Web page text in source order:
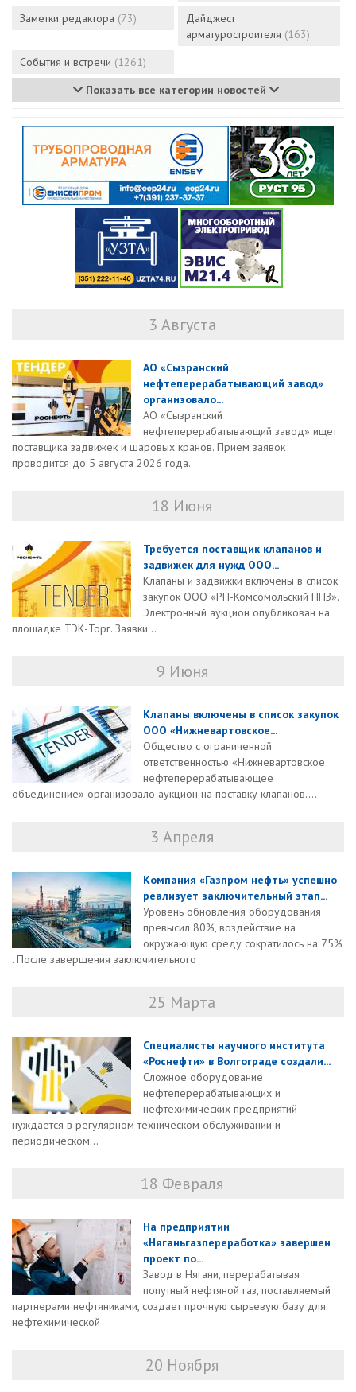
Заметки редактора (73)
Дайджест
арматуростроителя (163)
События и встречи (1261)
Показать все категории новостей
3 Августа
АО «Сызранский
нефтеперерабатывающий завод»
организовало...
АО «Сызранский
нефтеперерабатывающий завод» ищет
поставщика задвижек и шаровых кранов. Прием заявок
проводится до 5 августа 2026 года.
18 Июня
Требуется поставщик клапанов и
задвижек для нужд ООО...
Клапаны и задвижки включены в список
закупок ООО «РН-Комсомольский НПЗ».
Электронный аукцион опубликован на
площадке ТЭК-Торг. Заявки...
9 Июня
Клапаны включены в список закупок
ООО «Нижневартовское...
Общество с ограниченной
ответственностью «Нижневартовское
нефтеперерабатывающее
объединение» организовало аукцион на поставку клапанов....
3 Апреля
Компания «Газпром нефть» успешно
реализует заключительный этап...
Уровень обновления оборудования
превысил 80%, воздействие на
окружающую среду сократилось на 75%
. После завершения заключительного
25 Марта
Специалисты научного института
«Роснефти» в Волгограде создали...
Сложное оборудование
нефтеперерабатывающих и
нефтехимических предприятий
нуждается в регулярном техническом обслуживании и
периодическом...
18 Февраля
На предприятии
«Няганьгазпереработка» завершен
проект по...
Завод в Нягани, перерабатывая
попутный нефтяной газ, поставляемый
партнерами нефтяниками, создает прочную сырьевую базу для
нефтехимической
20 Ноября